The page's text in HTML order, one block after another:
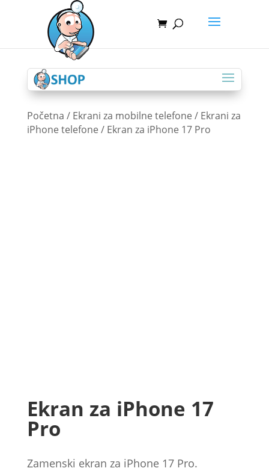
Početna / Ekrani za mobilne telefone / Ekrani za
iPhone telefone / Ekran za iPhone 17 Pro
Ekran za iPhone 17
Pro
Zamenski ekran za iPhone 17 Pro.